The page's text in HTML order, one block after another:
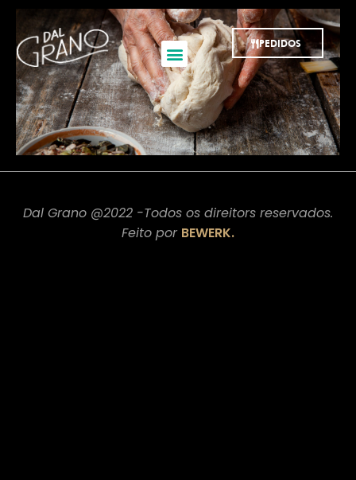
PEDIDOS
Dal Grano @2022 -Todos os direitors reservados.
Feito por BEWERK.